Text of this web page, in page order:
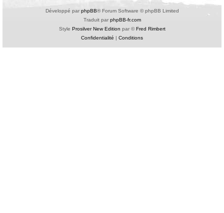
Développé par phpBB® Forum Software © phpBB Limited
Traduit par phpBB-fr.com
Style Prosilver New Edition par ©Fred Rimbert
Confidentialité | Conditions